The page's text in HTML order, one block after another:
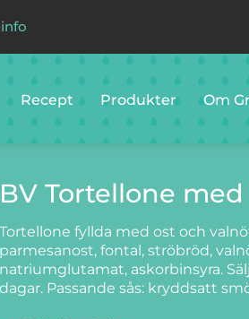
Recept Produkter Om
BV Tortellone
Tortellone fyllda med ost och
parmesanost, fontal, ströbröd,
natriumglutamat, askorbinsyra.
dagar. Passande sås: kryddsatt